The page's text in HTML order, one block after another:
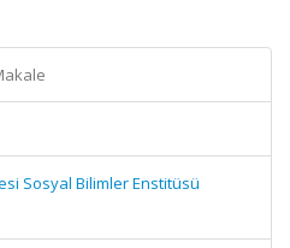
Sosyal Bilimler Enstitüsü